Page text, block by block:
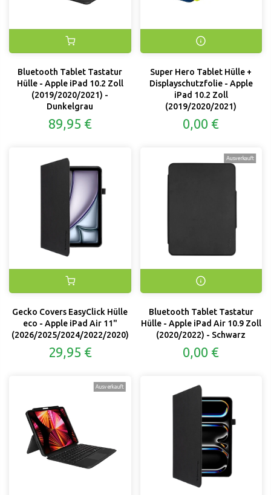
Bluetooth Tablet Tastatur
Hülle - Apple iPad 10.2 Zoll
(2019/2020/2021) -
Dunkelgrau
89,95 €
Super Hero Tablet Hülle +
Displayschutzfolie - Apple
iPad 10.2 Zoll
(2019/2020/2021)
0,00 €
Gecko Covers EasyClick Hülle
eco - Apple iPad Air 11"
(2026/2025/2024/2022/2020)
29,95 €
Ausverkauft
Bluetooth Tablet Tastatur
Hülle - Apple iPad Air 10.9 Zoll
(2020/2022) - Schwarz
0,00 €
Ausverkauft